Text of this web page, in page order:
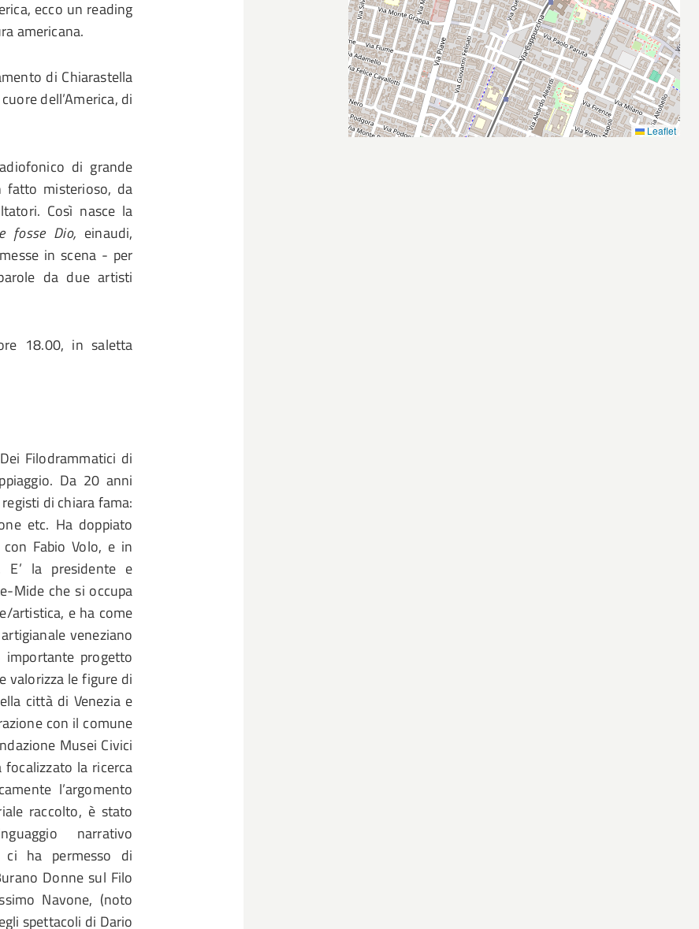
ecco un reading
americana.
di Chiarastella
dell’America, di
di grande
fatto misterioso, da
Così nasce la
fosse Dio, einaudi,
in scena - per
da due artisti
18.00, in saletta
Filodrammatici di
Da 20 anni
di chiara fama:
etc. Ha doppiato
Fabio Volo, e in
E’ la presidente e
Mide che si occupa
artistica, e ha come
veneziano
progetto
valorizza le figure di
città di Venezia e
con il comune
Musei Civici
focalizzato la ricerca
l’argomento
raccolto, è stato
narrativo
ci ha permesso di
Donne sul Filo
Navone, (noto
spettacoli di Dario
Leaflet